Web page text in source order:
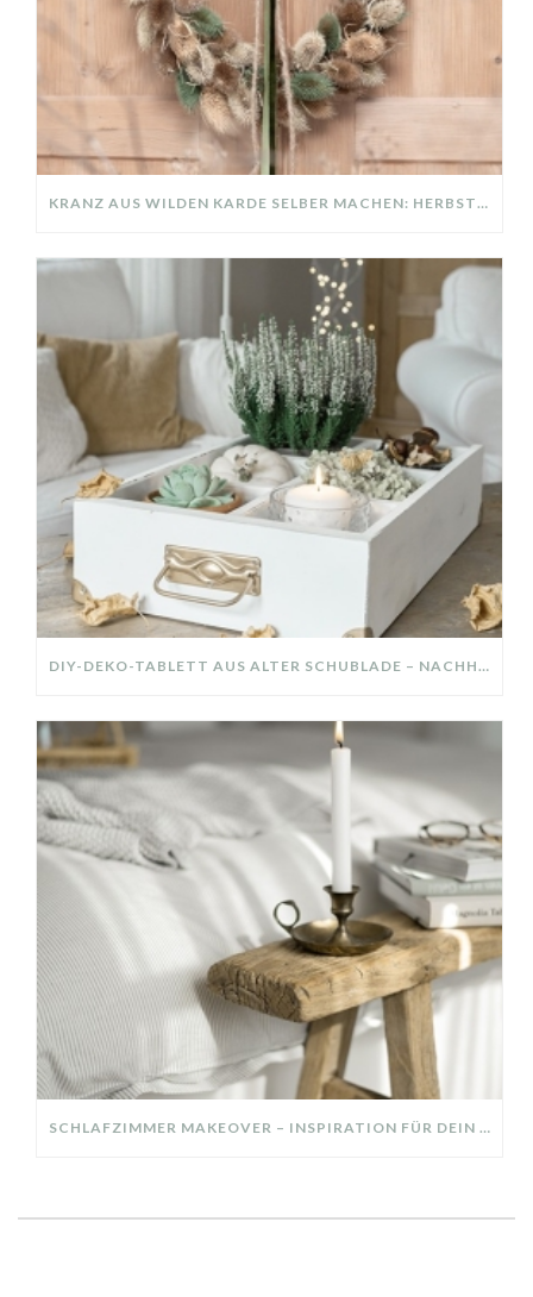
KRANZ AUS WILDEN KARDE SELBER MACHEN: HERBSTDEKO GANZ EINFACH
DIY-DEKO-TABLETT AUS ALTER SCHUBLADE – NACHHALTIGE HERBSTDEKO SELBER MACHEN!
SCHLAFZIMMER MAKEOVER – INSPIRATION FÜR DEIN SCHLAFZIMMER: AUS ALT MACH NEU – HELL, GEMÜTLICH UND EINLADEND